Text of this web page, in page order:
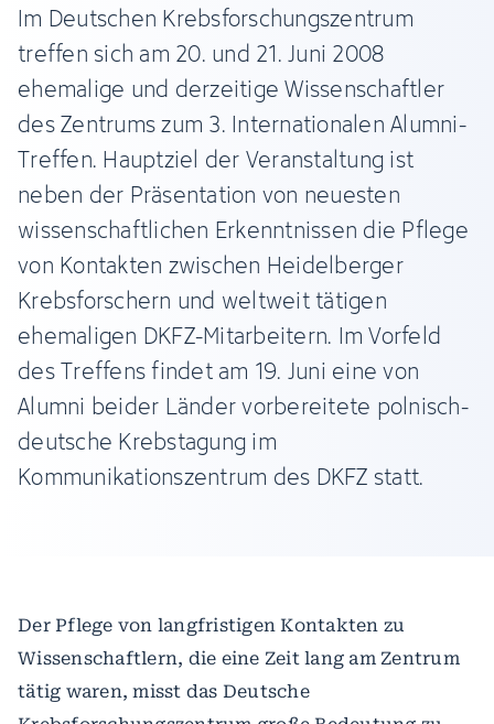
Im Deutschen Krebsforschungszentrum
treffen sich am 20. und 21. Juni 2008
ehemalige und derzeitige Wissenschaftler
des Zentrums zum 3. Internationalen Alumni-
Treffen. Hauptziel der Veranstaltung ist
neben der Präsentation von neuesten
wissenschaftlichen Erkenntnissen die Pflege
von Kontakten zwischen Heidelberger
Krebsforschern und weltweit tätigen
ehemaligen DKFZ-Mitarbeitern. Im Vorfeld
des Treffens findet am 19. Juni eine von
Alumni beider Länder vorbereitete polnisch-
deutsche Krebstagung im
Kommunikationszentrum des DKFZ statt.
Der Pflege von langfristigen Kontakten zu
Wissenschaftlern, die eine Zeit lang am Zentrum
tätig waren, misst das Deutsche